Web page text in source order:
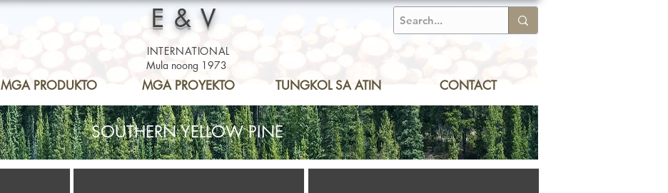
E&V
INTERNATIONAL
Mula noong 1973
MGA PRODUKTO MGA PROYEKTO TUNGKOL SA ATIN CONTACT
SOUTHERN YELLOW PINE